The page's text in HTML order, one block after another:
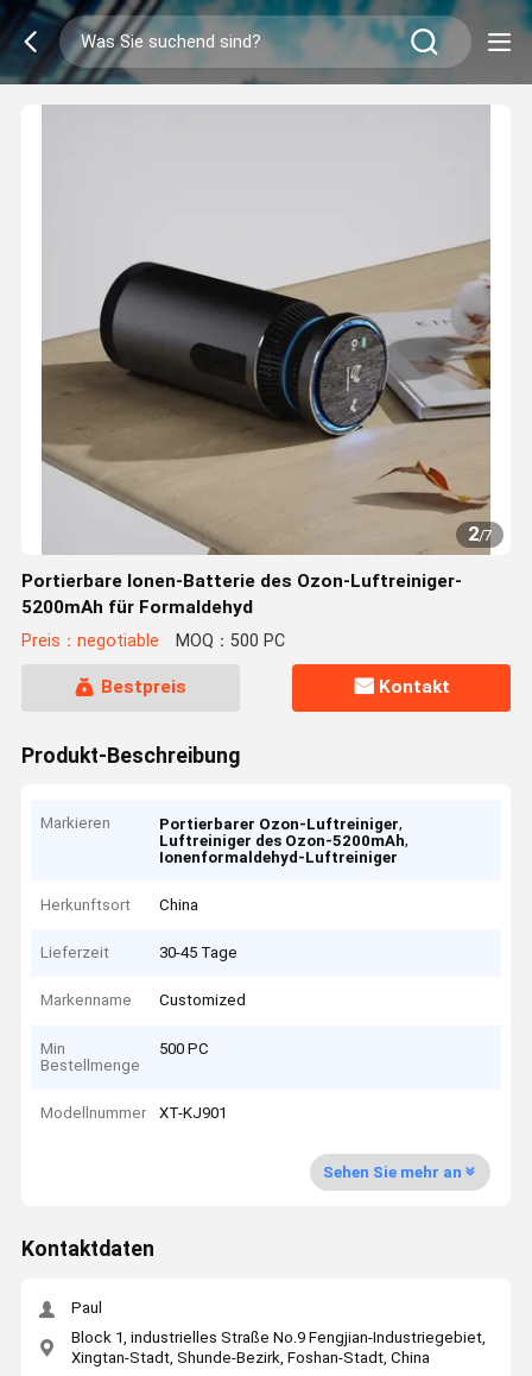
2/7
Portierbare Ionen-Batterie des Ozon-Luftreiniger-
5200mAh für Formaldehyd
Preis：negotiable MOQ：500 PC
Bestpreis Kontakt
Produkt-Beschreibung
Markieren Portierbarer Ozon-Luftreiniger,
Luftreiniger des Ozon-5200mAh,
Ionenformaldehyd-Luftreiniger
Herkunftsort China
Lieferzeit 30-45 Tage
Markenname Customized
Min
Bestellmenge
500 PC
Modellnummer XT-KJ901
Sehen Sie mehr an
Kontaktdaten
Paul
Block 1, industrielles Straße No.9 Fengjian-Industriegebiet,
Xingtan-Stadt, Shunde-Bezirk, Foshan-Stadt, China